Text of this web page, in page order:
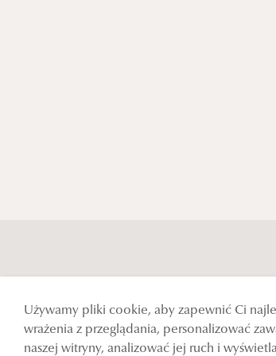
Używamy pliki cookie, aby zapewnić Ci
wrażenia z przeglądania, personalizować
naszej witryny, analizować jej ruch i